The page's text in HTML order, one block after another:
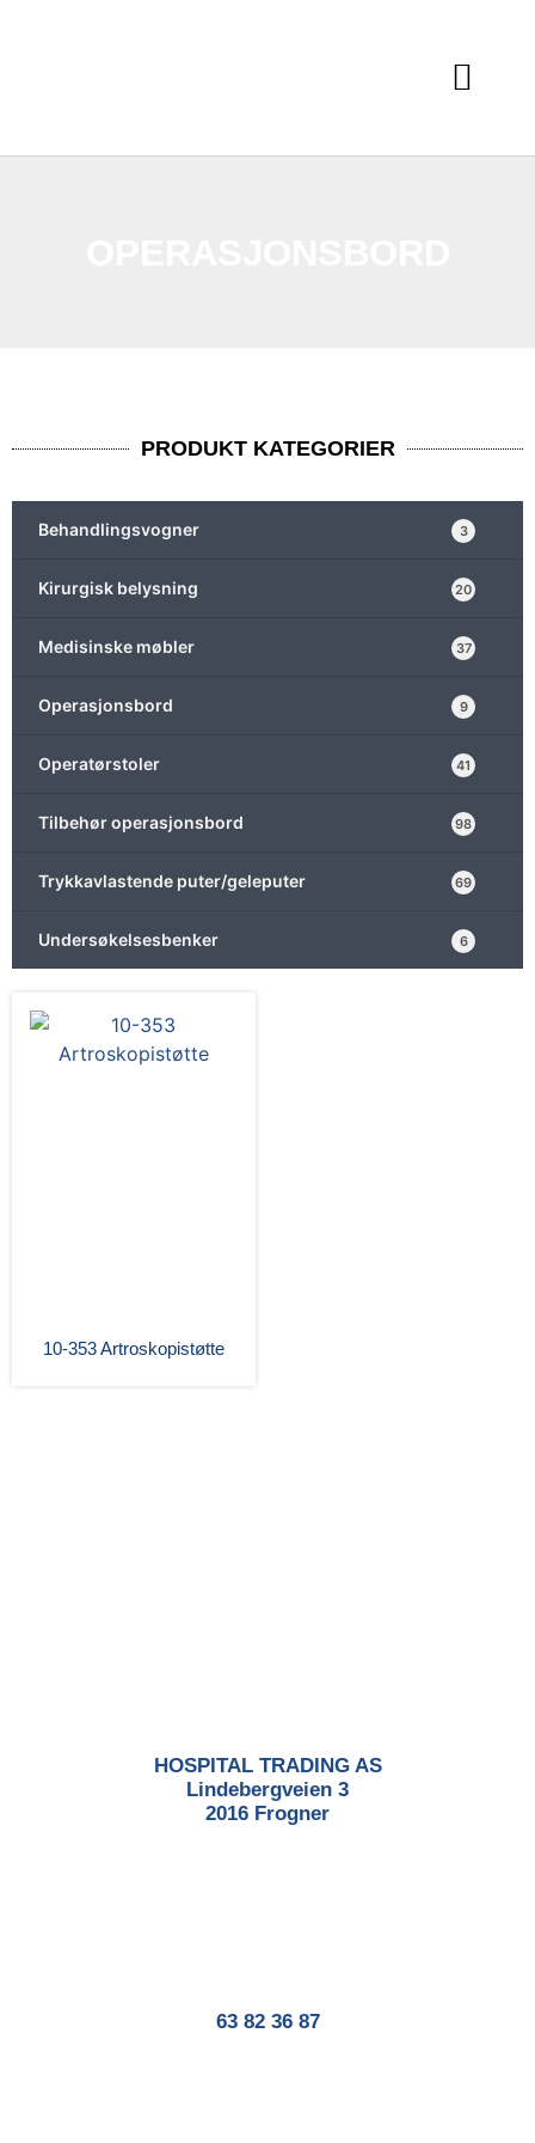
PRODUKT KATEGORIER
Behandlingsvogner 3
Kirurgisk belysning 20
Medisinske møbler 37
Operasjonsbord 9
Operatørstoler 41
Tilbehør operasjonsbord 98
Trykkavlastende puter/geleputer 69
Undersøkelsesbenker 6
10-353 Artroskopistøtte
HOSPITAL TRADING AS
Lindebergveien 3
2016 Frogner
63 82 36 87